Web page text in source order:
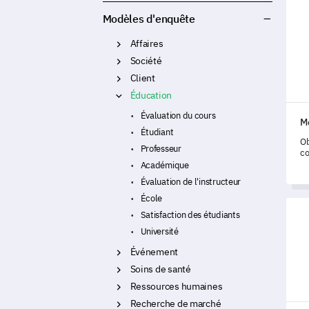
Modèles d'enquête
Affaires
Société
Client
Éducation
Évaluation du cours
Étudiant
Professeur
Académique
Évaluation de l'instructeur
École
Satisfaction des étudiants
Université
Événement
Soins de santé
Ressources humaines
Recherche de marché